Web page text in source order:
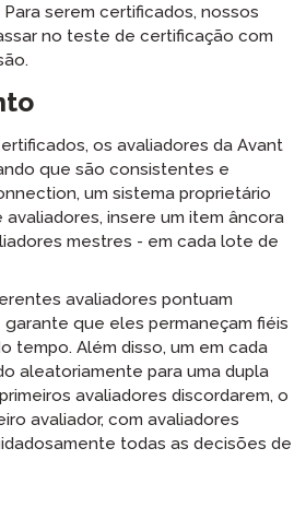
serem certificados, nossos
no teste de certificação com
os avaliadores da Avant
que são consistentes e
um sistema proprietário
insere um item âncora
mestres - em cada lote de
avaliadores pontuam
que eles permaneçam fiéis
tempo. Além disso, um em cada
aleatoriamente para uma dupla
avaliadores discordarem, o
avaliador, com avaliadores
todas as decisões de